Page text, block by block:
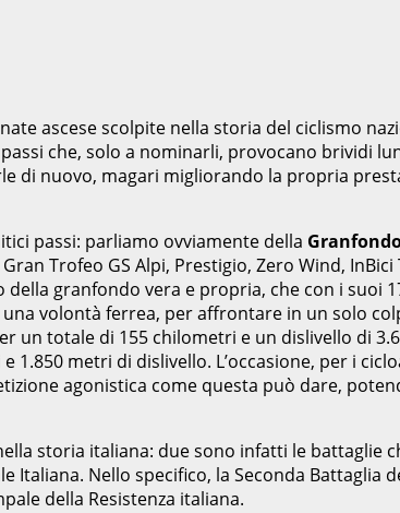
ascese scolpite nella storia del ciclismo
che, solo a nominarli, provocano brividi
di nuovo, magari migliorando la propria
passi: parliamo ovviamente della
Trofeo GS Alpi, Prestigio, Zero Wind, InBici
granfondo vera e propria, che con i suoi
volontà ferrea, per affrontare in un solo
un totale di 155 chilometri e un dislivello di
metri di dislivello. L’occasione, per i
agonistica come questa può dare,
storia italiana: due sono infatti le battaglie
Italiana. Nello specifico, la Seconda Battaglia
della Resistenza italiana.